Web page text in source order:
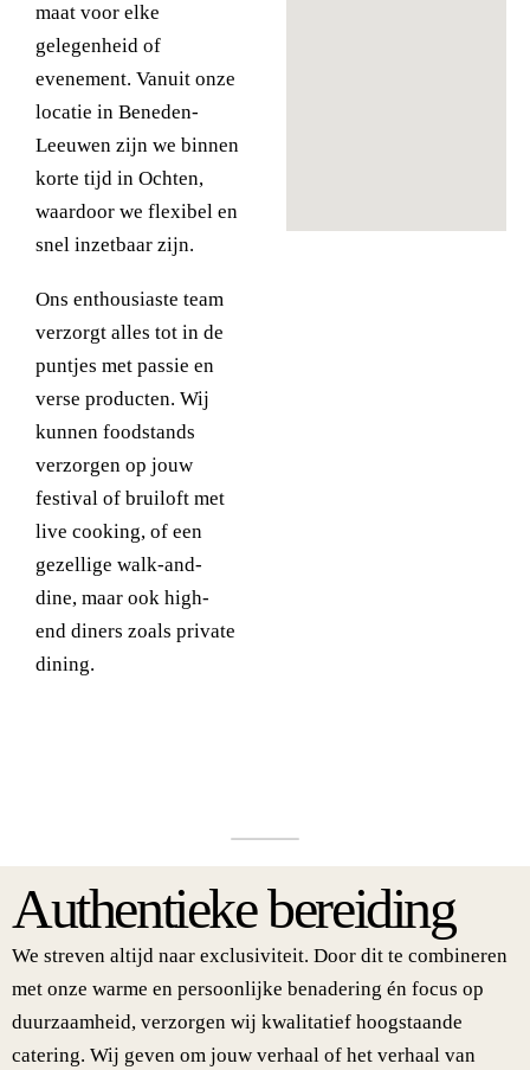
maat voor elke
gelegenheid of
evenement. Vanuit onze
locatie in Beneden-
Leeuwen zijn we binnen
korte tijd in Ochten,
waardoor we flexibel en
snel inzetbaar zijn.
Ons enthousiaste team
verzorgt alles tot in de
puntjes met passie en
verse producten. Wij
kunnen foodstands
verzorgen op jouw
festival of bruiloft met
live cooking, of een
gezellige walk-and-
dine, maar ook high-
end diners zoals private
dining.
Authentieke bereiding
We streven altijd naar exclusiviteit. Door dit te combineren
met onze warme en persoonlijke benadering én focus op
duurzaamheid, verzorgen wij kwalitatief hoogstaande
catering. Wij geven om jouw verhaal of het verhaal van